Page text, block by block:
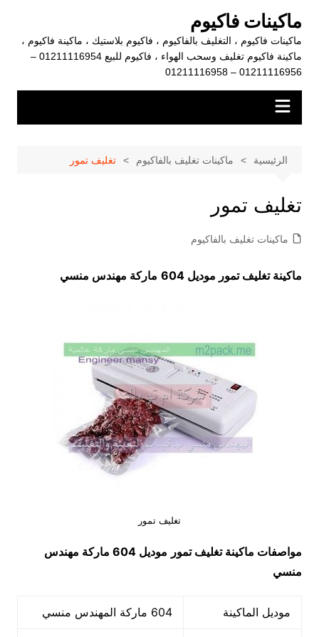
المحتوى
ماكينات فاكيوم
ماكينات فاكيوم ، التغليف بالفاكيوم ، فاكيوم بلاستيك ، ماكينة فاكيوم ،
ماكينة فاكيوم تغليف وسحب الهواء ، فاكيوم للبيع 01211116954 –
01211116956 – 01211116958
الرئيسية ماكينات تغليف بالفاكيوم تغليف تمور
تغليف تمور
ماكينات تغليف بالفاكيوم
ماكينة تغليف تمور موديل 604 ماركة مهندس منسي
تغليف تمور
مواصفات ماكينة تغليف تمور موديل 604
ماركة مهندس
منسي
موديل الماكينة 604 ماركة المهندس منسي